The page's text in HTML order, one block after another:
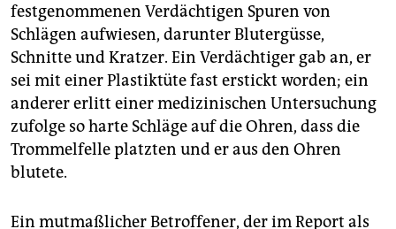
festgenommenen Verdächtigen Spuren von
Schlägen aufwiesen, darunter Blutergüsse,
Schnitte und Kratzer. Ein Verdächtiger gab an, er
sei mit einer Plastiktüte fast erstickt worden; ein
anderer erlitt einer medizinischen Untersuchung
zufolge so harte Schläge auf die Ohren, dass die
Trommelfelle platzten und er aus den Ohren
blutete.
Ein mutmaßlicher Betroffener, der im Report als